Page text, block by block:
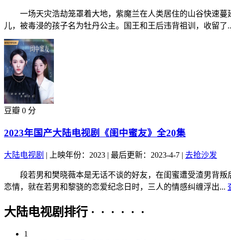
一场天灾浩劫笼罩着大地，紫魔兰在人类居住的山谷快速蔓
儿，被毒浸的孩子名为牡丹公主。国王和王后违背祖训，收留了
豆瓣 0 分
2023年国产大陆电视剧《闺中蜜友》全20集
大陆电视剧 | 上映年份：2023 | 最后更新：2023-4-7 | 去抢沙发
段若男和樊晓薇本是无话不谈的好友，在闺蜜遭受渣男背叛
恋情，就在若男和黎骁的恋爱纪念日时，三人的情感纠缠浮出...
大陆电视剧排行 · · · · · ·
1